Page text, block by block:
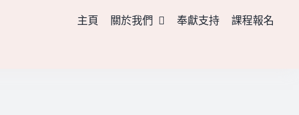
主頁 關於我們 奉獻支持 課程報名